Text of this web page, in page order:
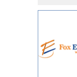
sistema
rešenja